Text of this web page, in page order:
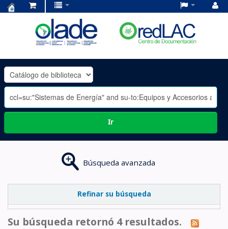
OLADE
-
Ir
Búsqueda avanzada
Refinar su búsqueda
Su búsqueda retornó 4 resultados.